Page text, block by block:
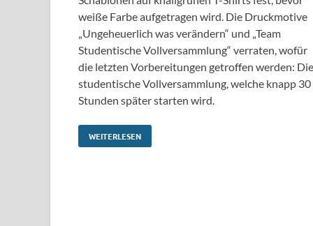
weiße Farbe aufgetragen wird. Die Druckmotive
„Ungeheuerlich was verändern“ und „Team
Studentische Vollversammlung“ verraten, wofür
die letzten Vorbereitungen getroffen werden: Die
studentische Vollversammlung, welche knapp 30
Stunden später starten wird.
WEITERLESEN